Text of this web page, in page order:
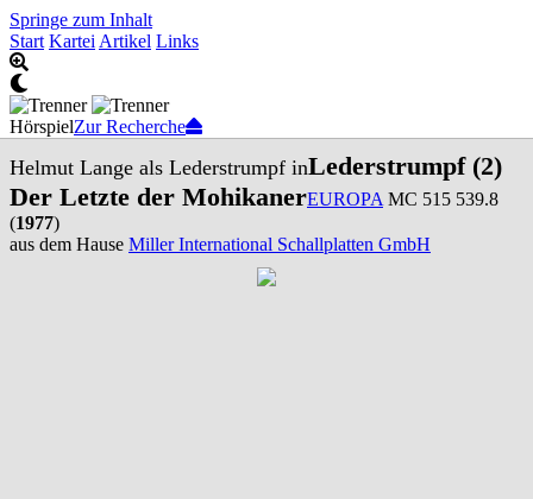
Springe zum Inhalt
Start Kartei Artikel Links
HörspielZur Recherche
Helmut Lange als Lederstrumpf inLederstrumpf (2)
Der Letzte der MohikanerEUROPA MC 515 539.8
(1977)
aus dem Hause Miller International Schallplatten GmbH